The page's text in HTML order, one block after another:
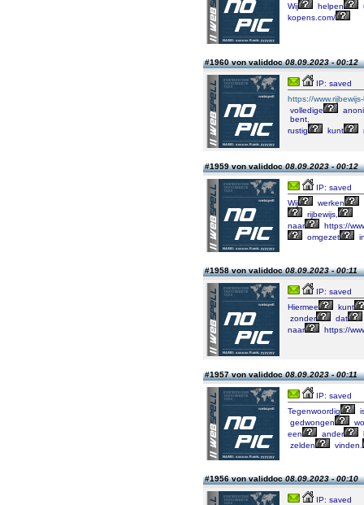
Wij
helpen
kopens.com/
#1960 von validdoc08.09.2023 - 00:12
IP: saved
https://
volledige
bent,
rustig
kunt
#1959 von validdoc08.09.2023 - 00:12
IP: saved
Wij
werken
rijbewijs,
naar
https://
omgezet
#1958 von validdoc08.09.2023 - 00:11
IP: saved
Hiermee
kunt
zonder
dat
naar
https://
#1957 von validdoc08.09.2023 - 00:11
IP: saved
Tegenwoordig
gedwongen
een
ander
zelden
vinden.
#1956 von validdoc08.09.2023 - 00:10
IP: saved